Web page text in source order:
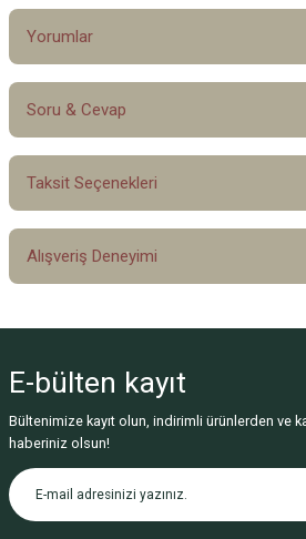
Yorumlar
Bu ürüne ilk yorumu siz
Soru & Cevap
Ürün hakkında henüz soru
Taksit Seçenekleri
Alışveriş Deneyimi
Deneyimini Paylaş
E-bülten kayıt
Bültenimize kayıt olun, indirimli ürünlerden ve
haberiniz olsun!